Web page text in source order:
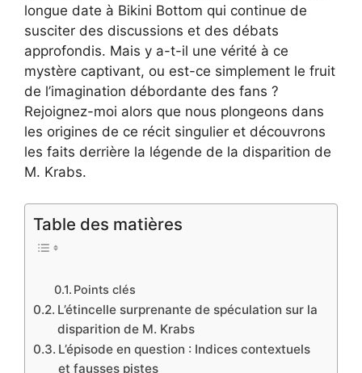
longue date à Bikini Bottom qui continue de
susciter des discussions et des débats
approfondis. Mais y a-t-il une vérité à ce
mystère captivant, ou est-ce simplement le fruit
de l’imagination débordante des fans ?
Rejoignez-moi alors que nous plongeons dans
les origines de ce récit singulier et découvrons
les faits derrière la légende de la disparition de
M. Krabs.
Table des matières
Points clés
L’étincelle surprenante de spéculation sur la
disparition de M. Krabs
L’épisode en question : Indices contextuels
et fausses pistes